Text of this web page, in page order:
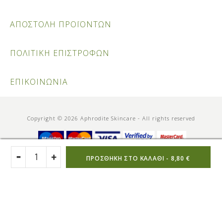
ΠΡΟΣΘΉΚΗ ΣΤΟ ΚΑΛΆΘΙ - 8,80 €
ΑΠΟΣΤΟΛΗ ΠΡΟΪΟΝΤΩΝ
ΠΟΛΙΤΙΚΗ ΕΠΙΣΤΡΟΦΩΝ
ΕΠΙΚΟΙΝΩΝΙΑ
Copyright © 2026 Aphrodite Skincare - All rights reserved